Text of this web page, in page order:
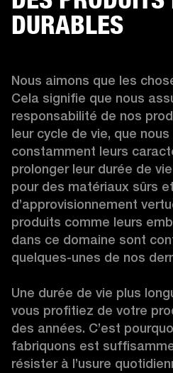
DURABLES
Nous aimons que les
Cela signifie que nous
responsabilité de nos
leur cycle de vie, que
constamment leurs
prolonger leur durée de
pour des matériaux sûrs
d’approvisionnement
produits comme leurs
dans ce domaine sont
quelques-unes de nos
Une durée de vie plus
vous profitiez de votre
des années. C’est
fabriquons est
résister à l’usure